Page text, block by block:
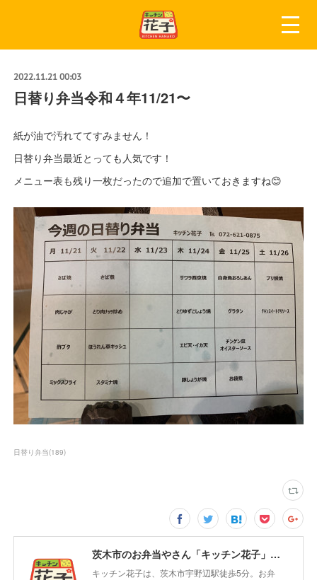
2022.11.21 00:03
日替り弁当令和４年11/21〜
紙が油で汚れててすみません！
日替り弁当最近とっても人気です！
メニュー表も残り一枚だったので追加で置いておきますね😊
日替り弁当(189)
茨木市のお弁当やさん「キッチン花子」ちょい飲みスペース「サウス」
キッチン花子は、茨木市宇野辺駅徒歩5分。お弁